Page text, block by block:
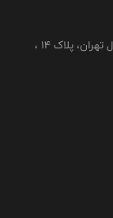
تهران - بلوار کشاورز، خیابان حجاب، جنب خانه والیبال تهران، پلاک 14 ،